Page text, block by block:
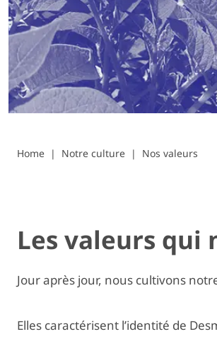
Home Notre culture Nos valeurs
Les valeurs qui
Jour après jour, nous cultivons
Elles caractérisent l’identité de